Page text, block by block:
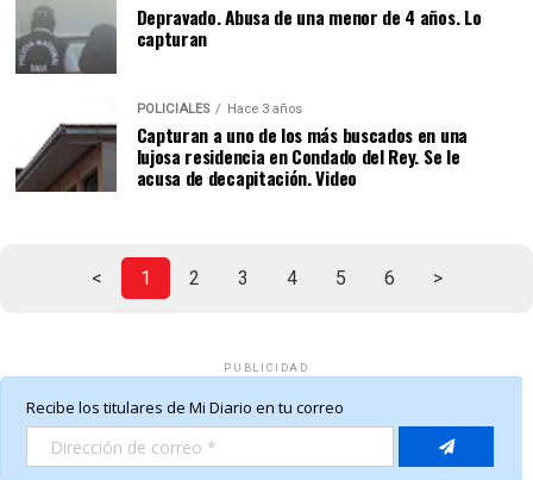
Depravado. Abusa de una menor de 4 años. Lo
capturan
POLICIALES Hace 3 años
Capturan a uno de los más buscados en una
lujosa residencia en Condado del Rey. Se le
acusa de decapitación. Video
< 1 2 3 4 5 6 >
PUBLICIDAD